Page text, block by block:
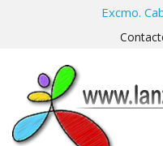
Excmo.